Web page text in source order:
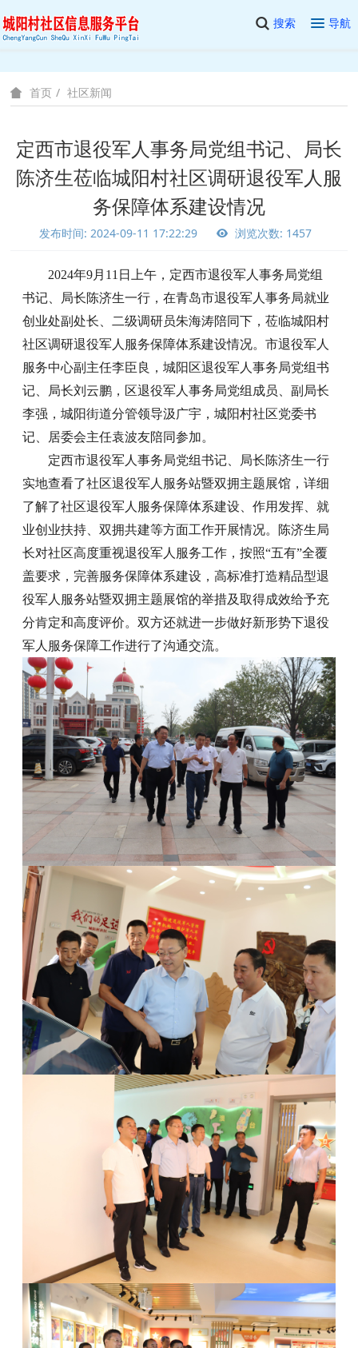
搜索 导航
首页 社区新闻
定西市退役军人事务局党组书记、局长
陈济生莅临城阳村社区调研退役军人服
务保障体系建设情况
发布时间: 2024-09-11 17:22:29 浏览次数: 1457
2024年9月11日上午，定西市退役军人事务局党组
书记、局长陈济生一行，在青岛市退役军人事务局就业
创业处副处长、二级调研员朱海涛陪同下，莅临城阳村
社区调研退役军人服务保障体系建设情况。市退役军人
服务中心副主任李臣良，城阳区退役军人事务局党组书
记、局长刘云鹏，区退役军人事务局党组成员、副局长
李强，城阳街道分管领导汲广宇，城阳村社区党委书
记、居委会主任袁波友陪同参加。
定西市退役军人事务局党组书记、局长陈济生一行
实地查看了社区退役军人服务站暨双拥主题展馆，详细
了解了社区退役军人服务保障体系建设、作用发挥、就
业创业扶持、双拥共建等方面工作开展情况。陈济生局
长对社区高度重视退役军人服务工作，按照“五有”全覆
盖要求，完善服务保障体系建设，高标准打造精品型退
役军人服务站暨双拥主题展馆的举措及取得成效给予充
分肯定和高度评价。双方还就进一步做好新形势下退役
军人服务保障工作进行了沟通交流。